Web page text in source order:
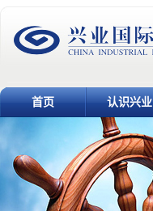
首页 认识兴业